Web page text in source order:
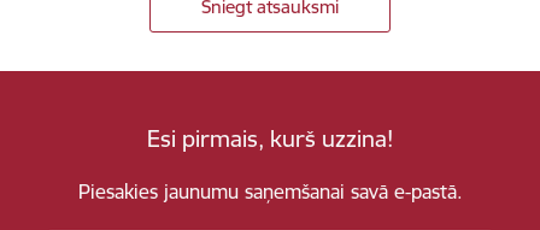
Sniegt atsauksmi
Esi pirmais, kurš uzzina!
Piesakies jaunumu saņemšanai savā e-pastā.